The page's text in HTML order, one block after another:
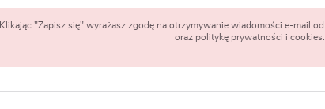
Klikając "Zapisz się" wyrażasz zgodę na otrzymywanie wiadomości e-mail
oraz politykę prywatności i cookies.